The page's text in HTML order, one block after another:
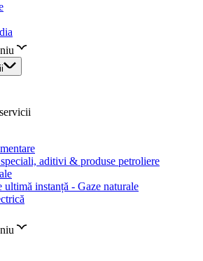
aditivi & produse petroliere
ultimă instanță - Gaze naturale